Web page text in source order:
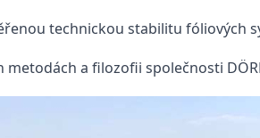
technickou stabilitu fóliových
a filozofii společnosti